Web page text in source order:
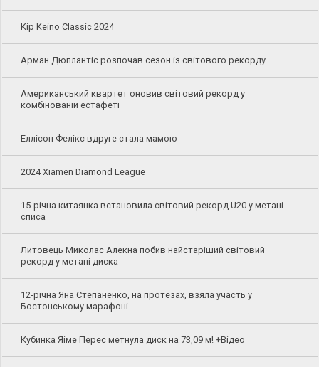
Kip Keino Classic 2024
Арман Дюплантіс розпочав сезон із світового рекорду
Американський квартет оновив світовий рекорд у
комбінованій естафеті
Еллісон Фелікс вдруге стала мамою
2024 Xiamen Diamond League
15-річна китаянка встановила світовий рекорд U20 у метані
списа
Литовець Миколас Алекна побив найстаріший світовий
рекорд у метані диска
12-річна Яна Степаненко, на протезах, взяла участь у
Бостонському марафоні
Кубинка Яіме Перес метнула диск на 73,09 м! +Відео